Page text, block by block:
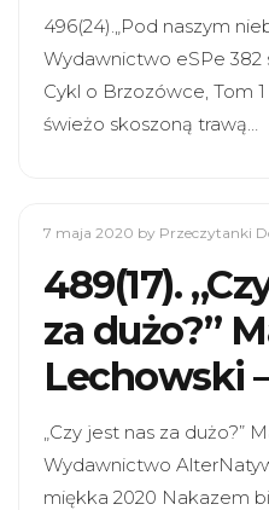
496(24).„Pod naszym
Wydawnictwo eSPe 382
Cykl o Brzozówce, Tom 1
świeżo skoszoną trawą…
7 maja 2020 by Przeczytanki
489(17).
za dużo?”
Lechowski
„Czy jest nas za dużo?”
Wydawnictwo
miękka 2020 Nakazem